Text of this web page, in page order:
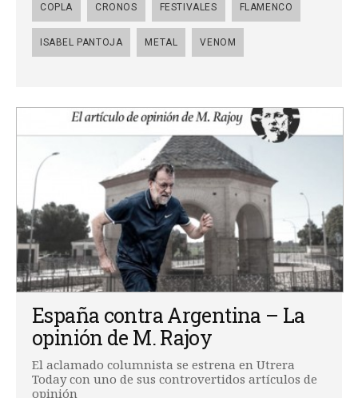
COPLA CRONOS FESTIVALES FLAMENCO
ISABEL PANTOJA METAL VENOM
España contra Argentina – La
opinión de M. Rajoy
El aclamado columnista se estrena en Utrera
Today con uno de sus controvertidos artículos de
opinión